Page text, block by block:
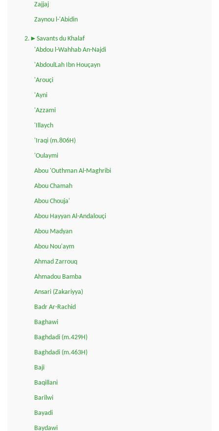
Zajjaj
Zaynou l-'Abidin
2.►Savants du Khalaf
'Abdou l-Wahhab An-Najdi
'AbdoulLah Ibn Houçayn
'Arouçi
'Ayni
'Azzami
'Illaych
'Iraqi (m.806H)
'Oulaymi
Abou 'Outhman Al-Maghribi
Abou Chamah
Abou Chouja'
Abou Hayyan Al-Andalouçi
Abou Madyan
Abou Nou'aym
Ahmad Zarrouq
Ahmadou Bamba
Ansari (Zakariyya)
Badr Ar-Rachid
Baghawi
Baghdadi (m.429H)
Baghdadi (m.463H)
Baji
Baqillani
Barilwi
Bayadi
Baydawi